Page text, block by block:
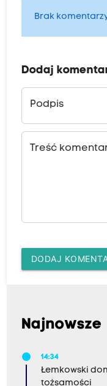
Brak
Dodaj
Podpis
Treść
DODAJ
Najnowsze
14:34
Łemkowski
tożsamości